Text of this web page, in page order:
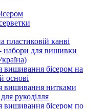
канві
набори для вишивки
вишивання бісером на
основі
вишивання нитками
рукоділля
вишивання бісером по